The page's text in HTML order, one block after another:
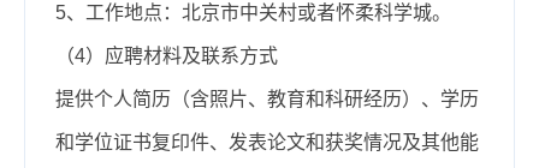
5、工作地点：北京市中关村或者怀柔科学城。
（4）应聘材料及联系方式
提供个人简历（含照片、教育和科研经历）、学历
和学位证书复印件、发表论文和获奖情况及其他能